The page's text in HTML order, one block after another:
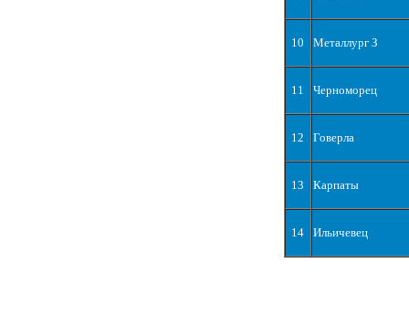
10 Металлург З
11 Черноморец
12 Говерла
13 Карпаты
14 Ильичевец